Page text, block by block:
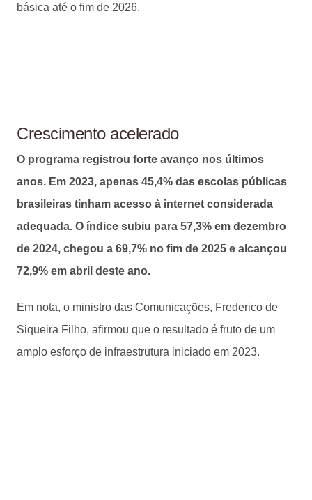
básica até o fim de 2026.
Crescimento acelerado
O programa registrou forte avanço nos últimos
anos. Em 2023, apenas 45,4% das escolas públicas
brasileiras tinham acesso à internet considerada
adequada. O índice subiu para 57,3% em dezembro
de 2024, chegou a 69,7% no fim de 2025 e alcançou
72,9% em abril deste ano.
Em nota, o ministro das Comunicações, Frederico de
Siqueira Filho, afirmou que o resultado é fruto de um
amplo esforço de infraestrutura iniciado em 2023.